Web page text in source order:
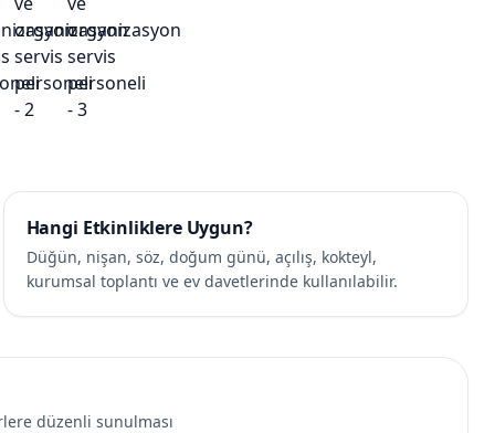
Hangi Etkinliklere Uygun?
Düğün, nişan, söz, doğum günü, açılış, kokteyl,
kurumsal toplantı ve ev davetlerinde kullanılabilir.
düzenli sunulması